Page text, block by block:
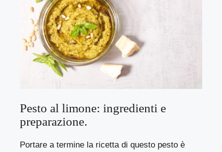
Pesto al limone: ingredienti e
preparazione.
Portare a termine la ricetta di questo pesto è